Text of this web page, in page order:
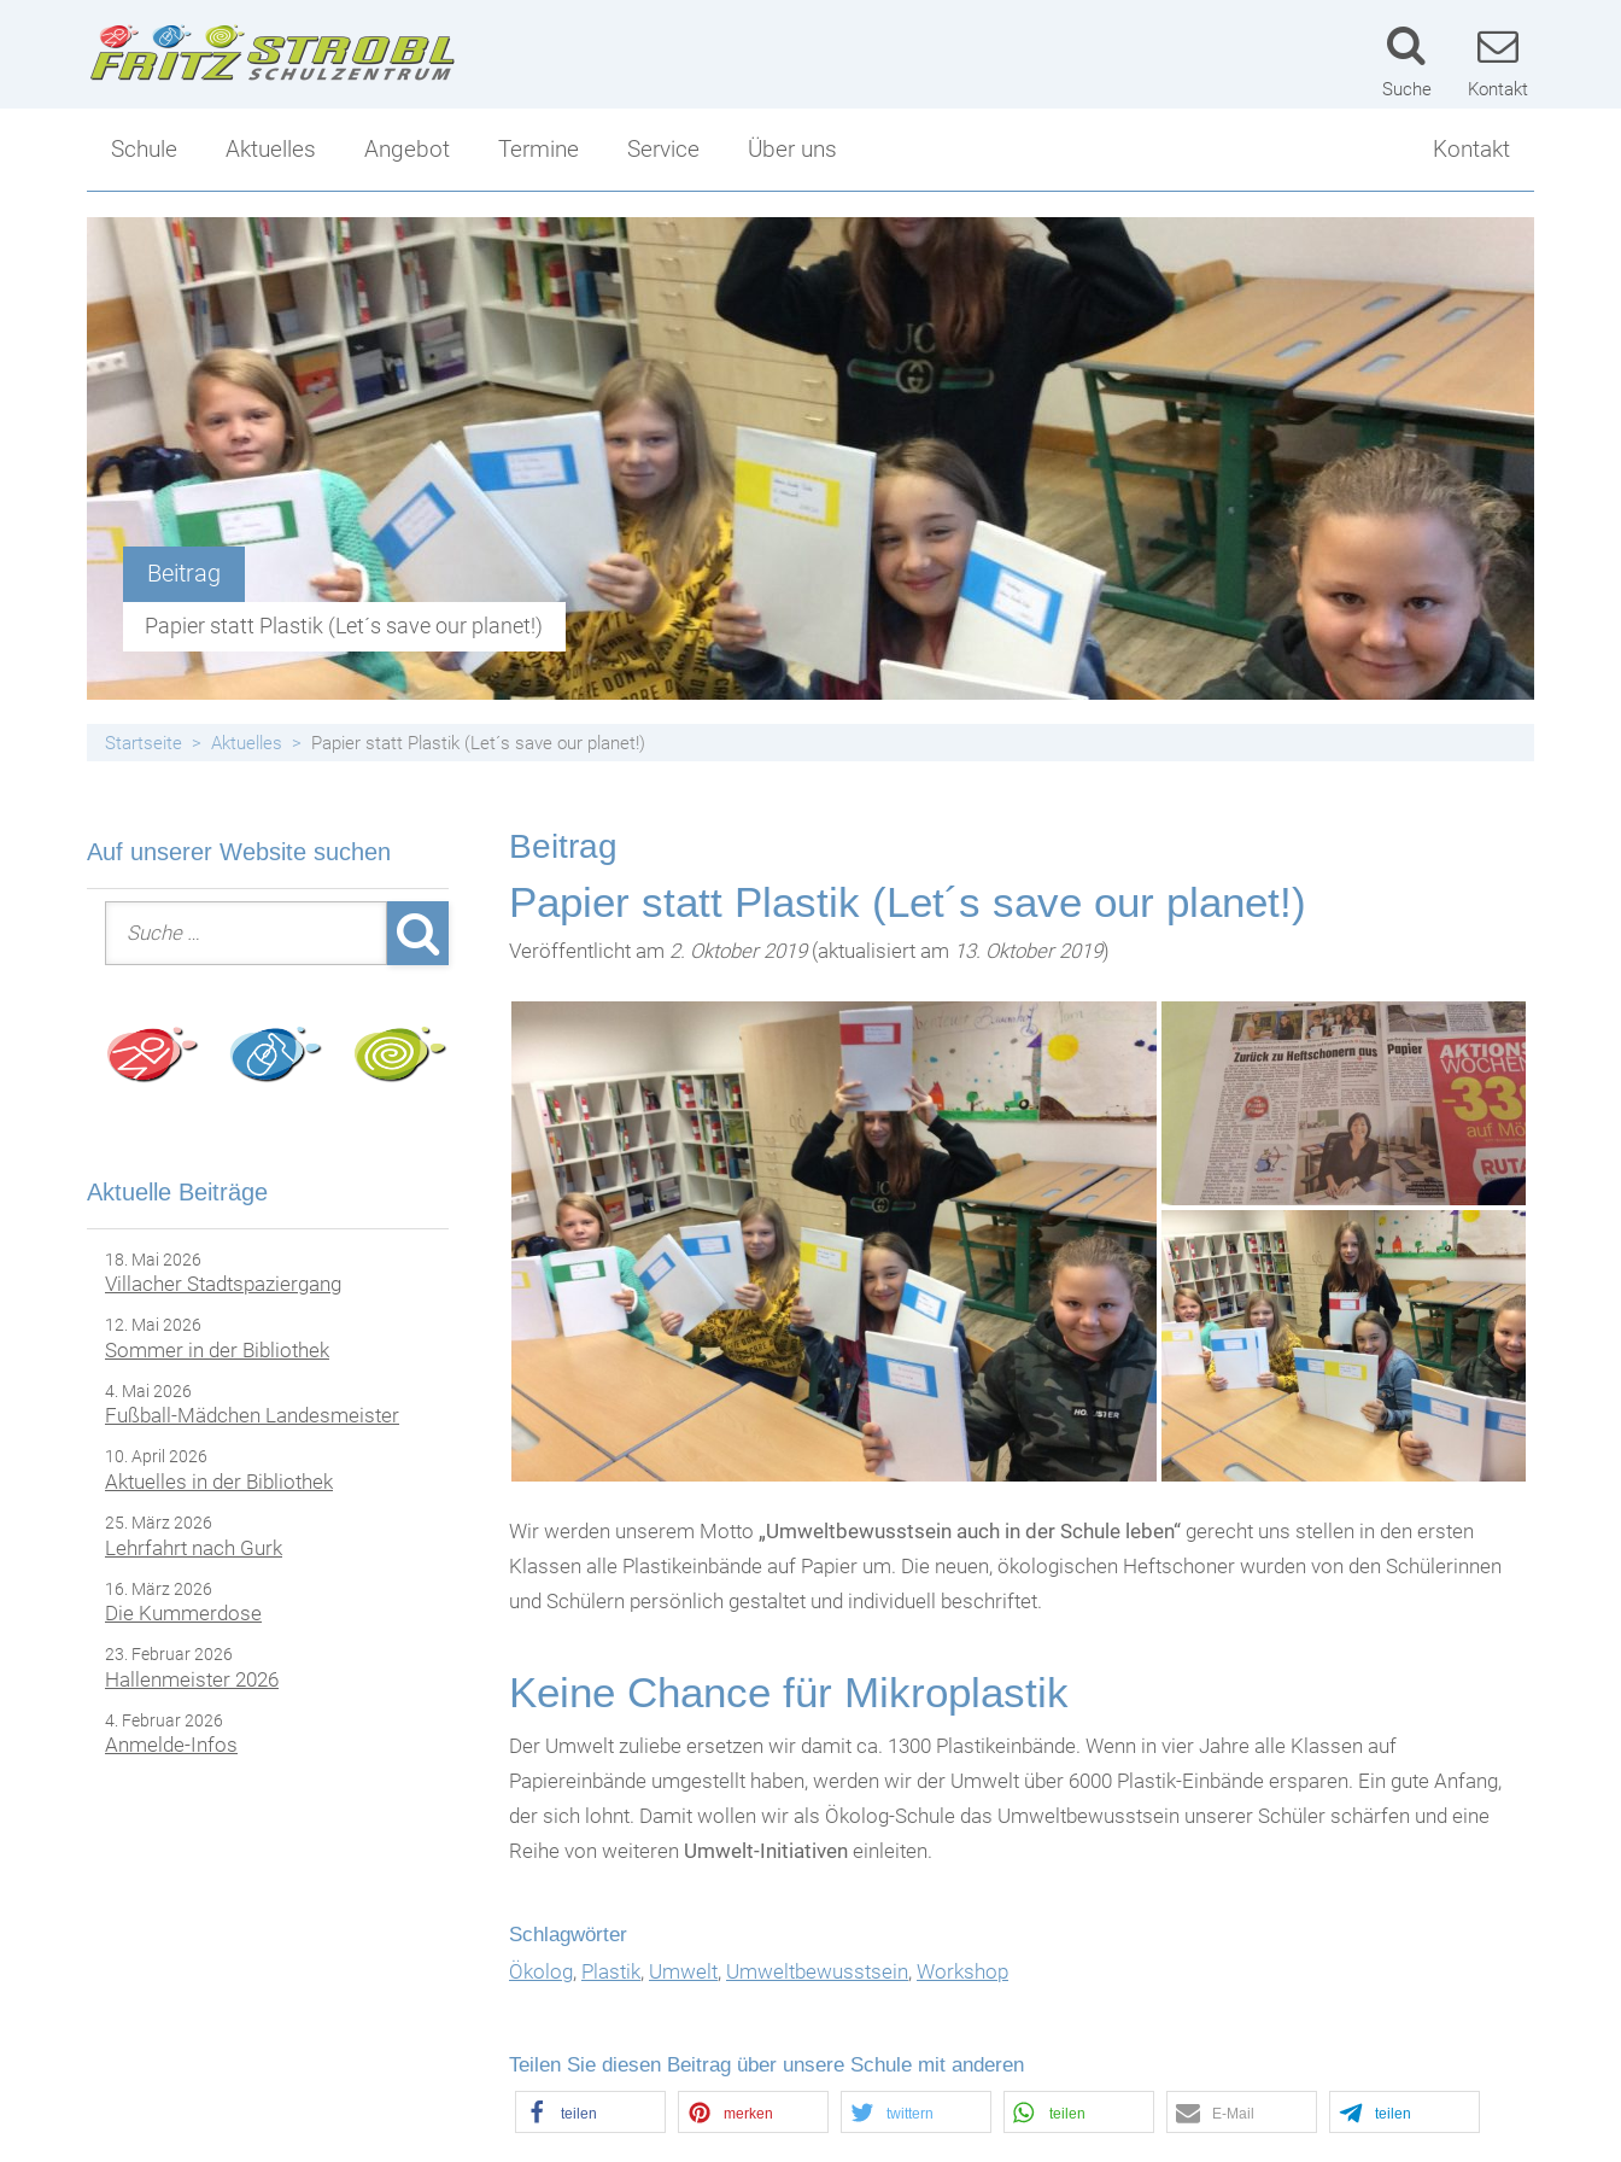
Suche Kontakt
Schule
Direktion
Kollegium
Klassen
Tagesbetreuung
Berufs- und Bildungsorientierung
Schulsozialarbeit
Elternverein
Handyfreie Klassen
Aktuelles Angebot
Angebot
Ski-Mittelschule
Sportlicher Schwerpunkt
Mittelschule-Übersicht
Termine Service
Service
Sprechstunden
Schularbeitentermine
Stundenpläne
Bibliothek
Jugendcoaching
Facebook Fanpage
Über uns
Über uns
Schulbeginn
Stundenzeiten
Fritz Strobl
Angebot im Überblick
Unsere Sponsoren
Kontakt
Kontakt
Schulwart
Impressum
Datenschutzerklärung
Beitrag
Papier statt Plastik (Let´s save our planet!)
Startseite Aktuelles Papier statt Plastik (Let´s save our planet!)
Beitrag
Papier statt Plastik (Let´s save our planet!)
Veröffentlicht am 2. Oktober 2019(aktualisiert am 13. Oktober 2019)
Wir werden unserem Motto „Umweltbewusstsein auch in der Schule leben“ gerecht uns stellen in den ersten
Klassen alle Plastikeinbände auf Papier um. Die neuen, ökologischen Heftschoner wurden von den Schülerinnen
und Schülern persönlich gestaltet und individuell beschriftet.
Keine Chance für Mikroplastik
Der Umwelt zuliebe ersetzen wir damit ca. 1300 Plastikeinbände. Wenn in vier Jahre alle Klassen auf
Papiereinbände umgestellt haben, werden wir der Umwelt über 6000 Plastik-Einbände ersparen. Ein gute Anfang,
der sich lohnt. Damit wollen wir als Ökolog-Schule das Umweltbewusstsein unserer Schüler schärfen und eine
Reihe von weiteren Umwelt-Initiativen einleiten.
Schlagwörter
Ökolog, Plastik, Umwelt, Umweltbewusstsein, Workshop
Teilen Sie diesen Beitrag über unsere Schule mit anderen
teilen merken twittern teilen E-Mail teilen
Auf unserer Website suchen
Suche nach:
Aktuelle Beiträge
18. Mai 2026
Villacher Stadtspaziergang
12. Mai 2026
Sommer in der Bibliothek
4. Mai 2026
Fußball-Mädchen Landesmeister
10. April 2026
Aktuelles in der Bibliothek
25. März 2026
Lehrfahrt nach Gurk
16. März 2026
Die Kummerdose
23. Februar 2026
Hallenmeister 2026
4. Februar 2026
Anmelde-Infos